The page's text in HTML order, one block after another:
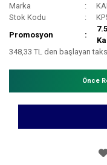
Marka
Stok Kodu
Promosyon
348,33 TL den başlayan
Önce